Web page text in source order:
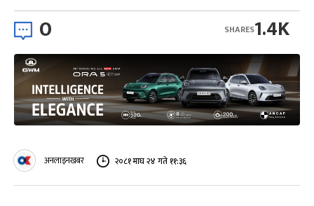
0 1.4K
SHARES
अनलाइनखबर २०८१ माघ २४ गते ११:३६